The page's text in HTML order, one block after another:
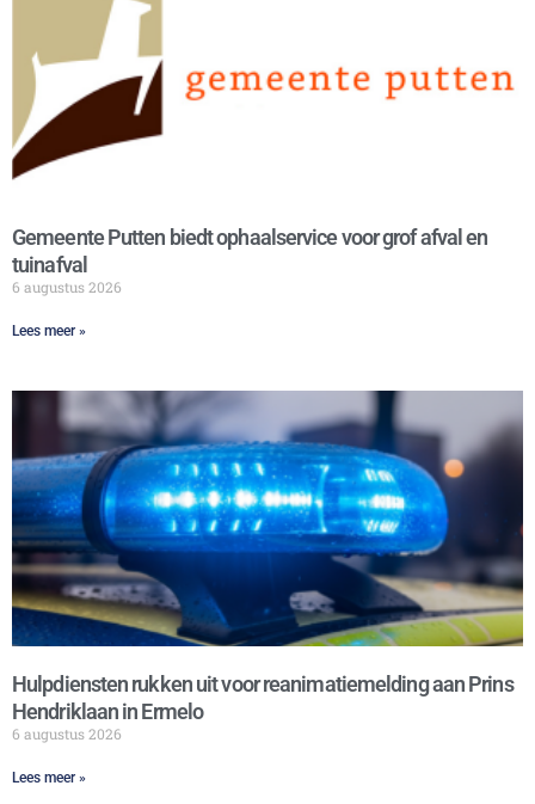
Gemeente Putten biedt ophaalservice voor grof afval en
tuinafval
6 augustus 2026
Lees meer »
Hulpdiensten rukken uit voor reanimatiemelding aan Prins
Hendriklaan in Ermelo
6 augustus 2026
Lees meer »